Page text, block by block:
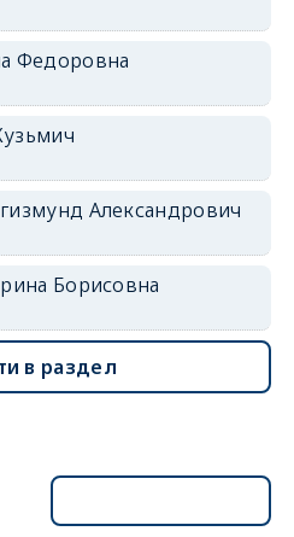
Федоровна
Александрович
Борисовна
в раздел